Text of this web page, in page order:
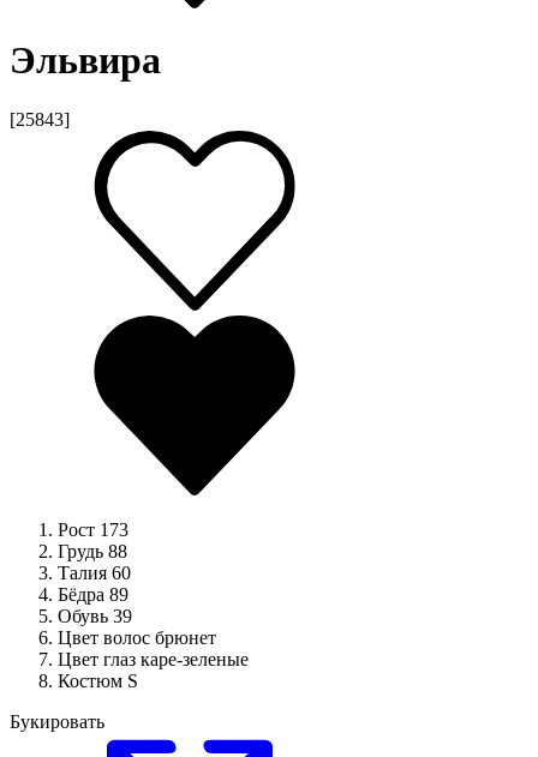
Эльвира
[25843]
Рост 173
Грудь 88
Талия 60
Бёдра 89
Обувь 39
Цвет волос брюнет
Цвет глаз каре-зеленые
Костюм S
Букировать